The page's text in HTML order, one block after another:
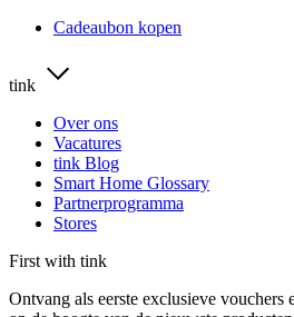
Cadeaubon kopen
tink
Over ons
Vacatures
tink Blog
Smart Home Glossary
Partnerprogramma
Stores
First with tink
Ontvang als eerste exclusieve vouchers